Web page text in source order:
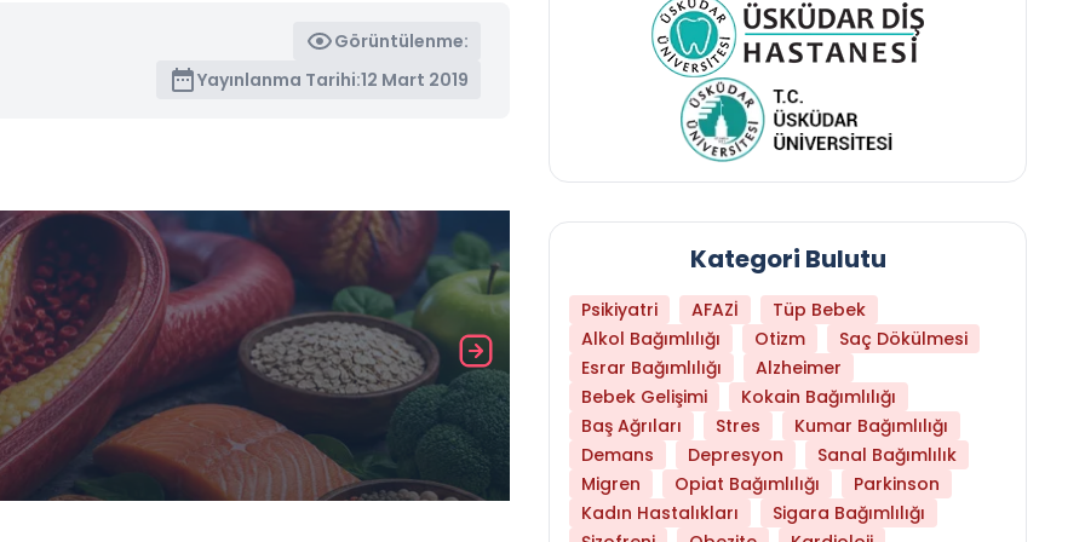
Görüntülenme:
Yayınlanma Tarihi:12 Mart 2019
Daha Az Protein Tüketmek Yaşlanmayı
Kategori Bulutu
Psikiyatri AFAZİ
Tüp Bebek
Alkol Bağımlılığı
Otizm
Saç Dökülmesi
Esrar Bağımlılığı
Alzheimer
Bebek Gelişimi
Kokain Bağımlılığı
Baş Ağrıları
Stres
Kumar Bağımlılığı
Demans
Depresyon
Sanal Bağımlılık
Migren
Opiat Bağımlılığı
Parkinson
Kadın Hastalıkları
Sigara Bağımlılığı